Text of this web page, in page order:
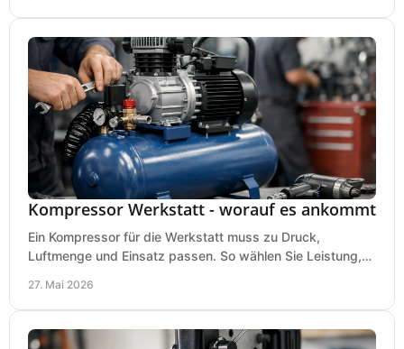
Kompressor Werkstatt - worauf es ankommt
Ein Kompressor für die Werkstatt muss zu Druck,
Luftmenge und Einsatz passen. So wählen Sie Leistung,
27. Mai 2026